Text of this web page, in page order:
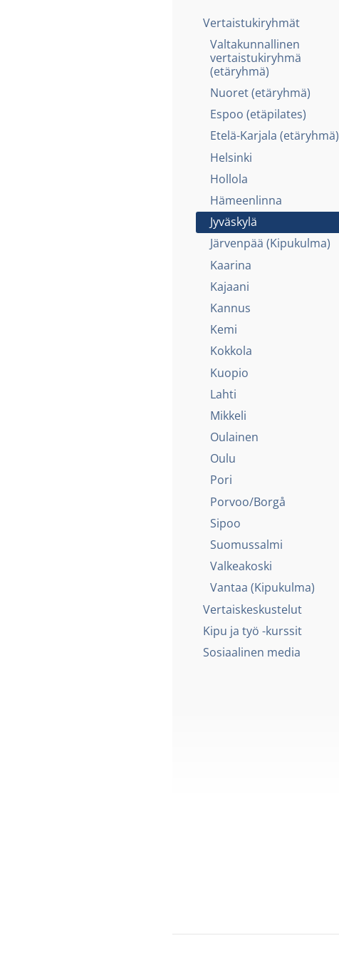
Vertaistukiryhmät
Valtakunnallinen
vertaistukiryhmä
(etäryhmä)
Nuoret (etäryhmä)
Espoo (etäpilates)
Etelä-Karjala (etäryhmä)
Helsinki
Hollola
Hämeenlinna
Jyväskylä
Järvenpää (Kipukulma)
Kaarina
Kajaani
Kannus
Kemi
Kokkola
Kuopio
Lahti
Mikkeli
Oulainen
Oulu
Pori
Porvoo/Borgå
Sipoo
Suomussalmi
Valkeakoski
Vantaa (Kipukulma)
Vertaiskeskustelut
Kipu ja työ -kurssit
Sosiaalinen media